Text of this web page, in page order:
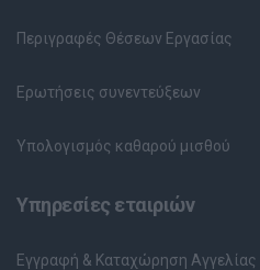
Περιγραφές Θέσεων Εργασίας
Ερωτήσεις συνεντεύξεων
Υπολογισμός καθαρού μισθού
Υπηρεσίες εταιριών
Εγγραφή & Καταχώρηση Αγγελίας